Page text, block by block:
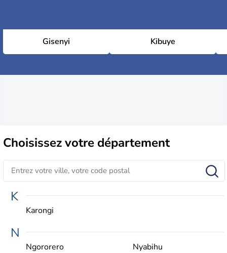
Gisenyi Kibuye
Choisissezvotre département
K
Karongi
N
Ngororero
Nyabihu